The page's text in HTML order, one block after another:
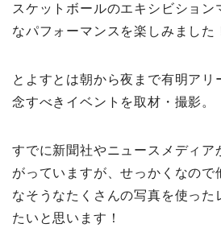
スケットボールのエキシビション
なパフォーマンスを楽しみました
とよすとは朝から夜まで有明アリ
念すべきイベントを取材・撮影。
すでに新聞社やニュースメディア
がっていますが、せっかくなので
なそうなたくさんの写真を使った
たいと思います！